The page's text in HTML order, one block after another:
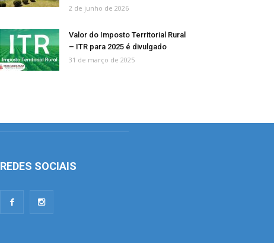
2 de junho de 2026
Valor do Imposto Territorial Rural
– ITR para 2025 é divulgado
31 de março de 2025
REDES SOCIAIS